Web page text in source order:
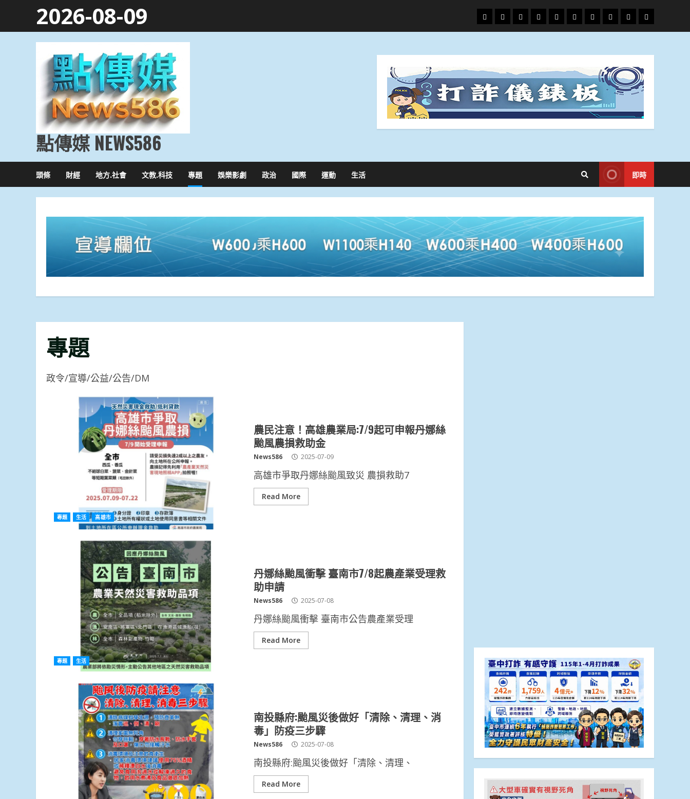
2026-08-09
頭
條
財
經
地
方.
文
教.
專
題
娛
樂
政
治
國
際
運
動
生
活
點傳媒 NEWS586
頭條 財經 地方.社會 文教.科技 專題 娛樂影劇 政治 國際 運動 生活 即時
專題
政令/宣導/公益/公告/DM
專題 生活 高雄市
農民注意！高雄農業局:7/9起可申報丹娜絲
颱風農損救助金
News586 2025-07-09
高雄市爭取丹娜絲颱風致災 農損救助7
Read More
專題 生活
丹娜絲颱風衝擊 臺南市7/8起農產業受理救
助申請
News586 2025-07-08
丹娜絲颱風衝擊 臺南市公告農產業受理
Read More
南投縣府:颱風災後做好「清除、清理、消
毒」防疫三步驟
News586 2025-07-08
南投縣府:颱風災後做好「清除、清理、
Read More